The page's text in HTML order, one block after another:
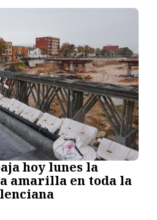
hoy lunes la
amarilla en toda la